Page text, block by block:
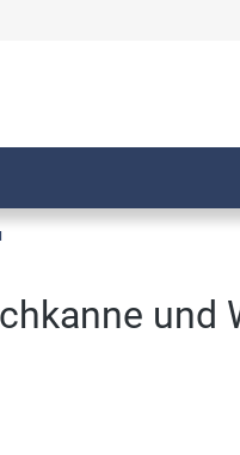
und